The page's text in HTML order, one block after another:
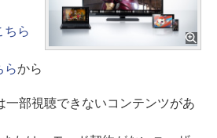
ちら
らから
部視聴できないコンテンツがあ